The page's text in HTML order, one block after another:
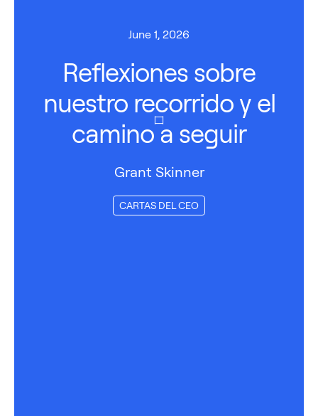
June 1, 2026
Reflexiones sobre
nuestro recorrido y el
camino a seguir
Grant Skinner
CARTAS DEL CEO